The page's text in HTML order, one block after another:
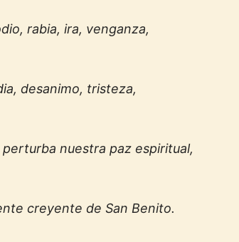
rabia, ira, venganza,
desanimo, tristeza,
nuestra paz espiritual,
creyente de San Benito.